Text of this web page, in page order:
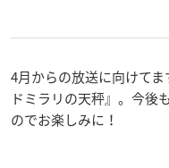
4月からの放送に向けて
ドミラリの天秤』。今後
のでお楽しみに！